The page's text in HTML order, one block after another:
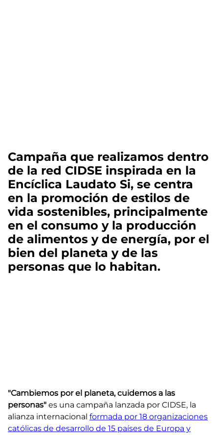
Campaña que realizamos dentro
de la red CIDSE inspirada en la
Encíclica Laudato Si, se centra
en la promoción de estilos de
vida sostenibles, principalmente
en el consumo y la producción
de alimentos y de energía, por el
bien del planeta y de las
personas que lo habitan.
"Cambiemos por el planeta, cuidemos a las
personas" es una campaña lanzada por CIDSE, la
alianza internacional formada por 18 organizaciones
católicas de desarrollo de 15 países de Europa y